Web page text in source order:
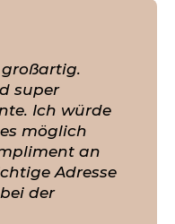
großartig.
super
Ich würde
möglich
an
Adresse
der